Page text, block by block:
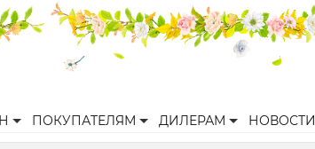
ПОКУПАТЕЛЯМ ДИЛЕРАМ НОВОСТИ